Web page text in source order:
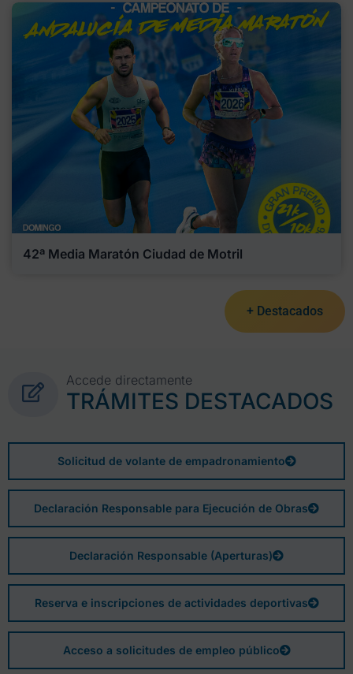
42ª Media Maratón Ciudad de Motril
+ Destacados
Accede directamente
TRÁMITES DESTACADOS
Solicitud de volante de empadronamiento
Declaración Responsable para Ejecución de Obras
Declaración Responsable (Aperturas)
Reserva e inscripciones de actividades deportivas
Acceso a solicitudes de empleo público